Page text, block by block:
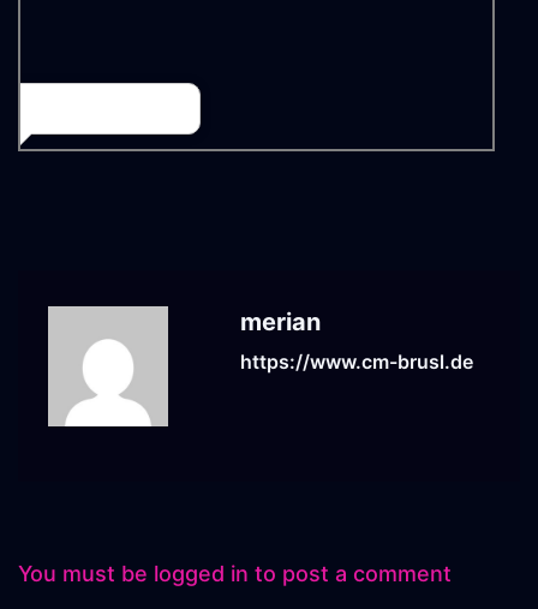
merian
https://www.cm-brusl.de
You must be logged in to post a comment